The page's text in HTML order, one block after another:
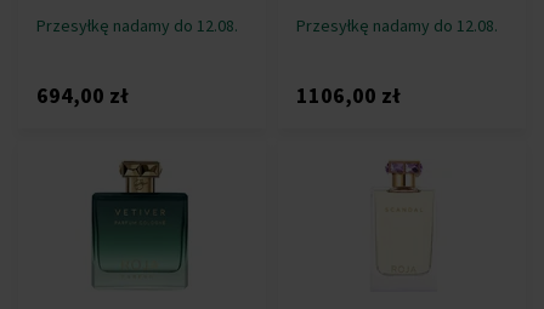
Przesyłkę nadamy do 12.08.
694,00 zł
Przesyłkę nadamy do 12.08.
1106,00 zł